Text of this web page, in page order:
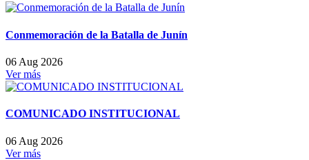
Conmemoración de la Batalla de Junín
06 Aug 2026
Ver más
COMUNICADO INSTITUCIONAL
06 Aug 2026
Ver más